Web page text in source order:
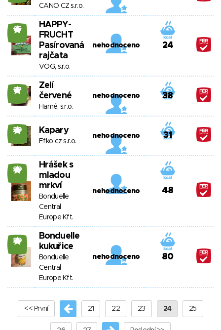
CANO CZ s.r.o.
25
HAPPY-
FRUCHT
Pasírovaná
rajčata
VOG, s.r.o.
nehodnoceno 24
27
Zelí
červené
Hamé, s.r.o.
nehodnoceno 38
20 Kapary
Efko cz s.r.o.
nehodnoceno 31
20
Hrášek s
mladou
mrkví
Bonduelle
Central
Europe Kft.
nehodnoceno 48
20
Bonduelle
kukuřice
Bonduelle
Central
Europe Kft.
nehodnoceno 80
<< První 21 22 23 24 25